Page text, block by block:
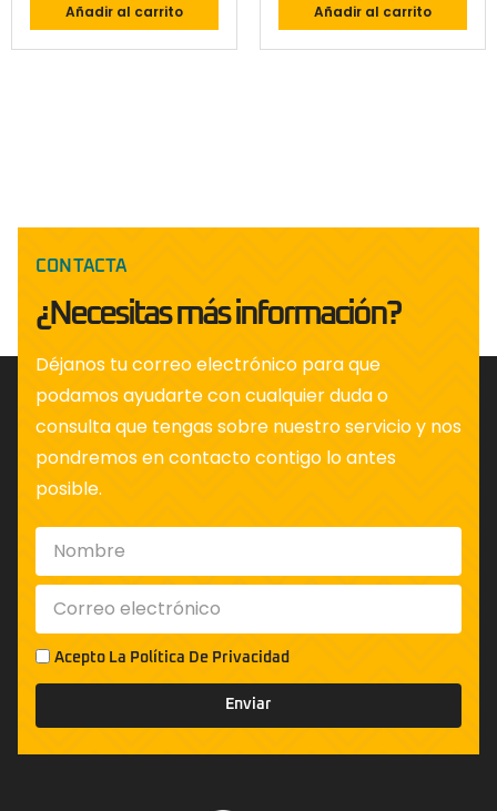
Añadir al carrito Añadir al carrito
CONTACTA
¿Necesitas más información?
Déjanos tu correo electrónico para que
podamos ayudarte con cualquier duda o
consulta que tengas sobre nuestro servicio y nos
pondremos en contacto contigo lo antes
posible.
Acepto La Política De Privacidad
Enviar